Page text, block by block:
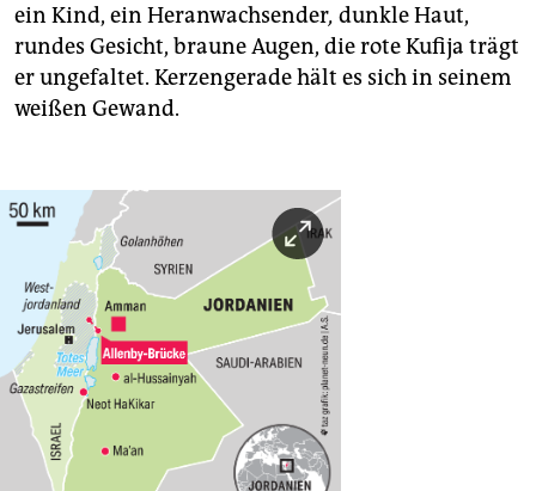
ein Kind, ein Heranwachsender, dunkle Haut,
rundes Gesicht, braune Augen, die rote Kufija trägt
er ungefaltet. Kerzengerade hält es sich in seinem
weißen Gewand.